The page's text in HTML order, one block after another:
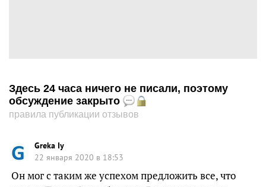
Здесь 24 часа ничего не писали, поэтому
обсуждение закрыто
правила публикации отзывов
Greka Iy
22 января 2020 в 18:53
Он мог с таким же успехом предложить все, что